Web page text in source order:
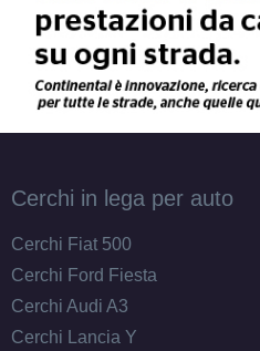
Cerchi in lega per auto
Cerchi Fiat 500
Cerchi Ford Fiesta
Cerchi Audi A3
Cerchi Lancia Y